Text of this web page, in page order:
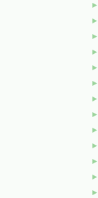
►
►
►
►
►
►
►
►
►
►
►
►
►